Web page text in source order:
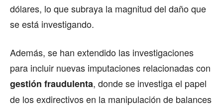
dólares, lo que subraya la magnitud del daño que
se está investigando.
Además, se han extendido las investigaciones
para incluir nuevas imputaciones relacionadas con
gestión fraudulenta, donde se investiga el papel
de los exdirectivos en la manipulación de balances